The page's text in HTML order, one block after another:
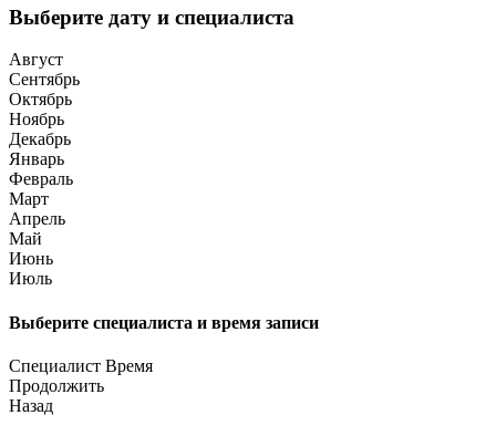
Выберите дату и специалиста
Август
Сентябрь
Октябрь
Ноябрь
Декабрь
Январь
Февраль
Март
Апрель
Май
Июнь
Июль
Выберите специалиста и время записи
Специалист Время
Продолжить
Назад